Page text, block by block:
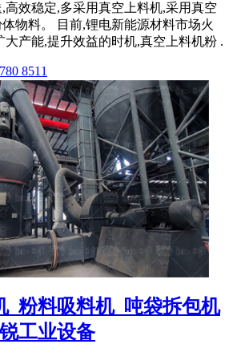
高效稳定,多采用真空上料机,采用真空
物料。 目前,锂电新能源材料市场火
大产能,提升效益的时机,真空上料机粉 .
8511
_粉料吸料机_吨袋拆包机
工业设备